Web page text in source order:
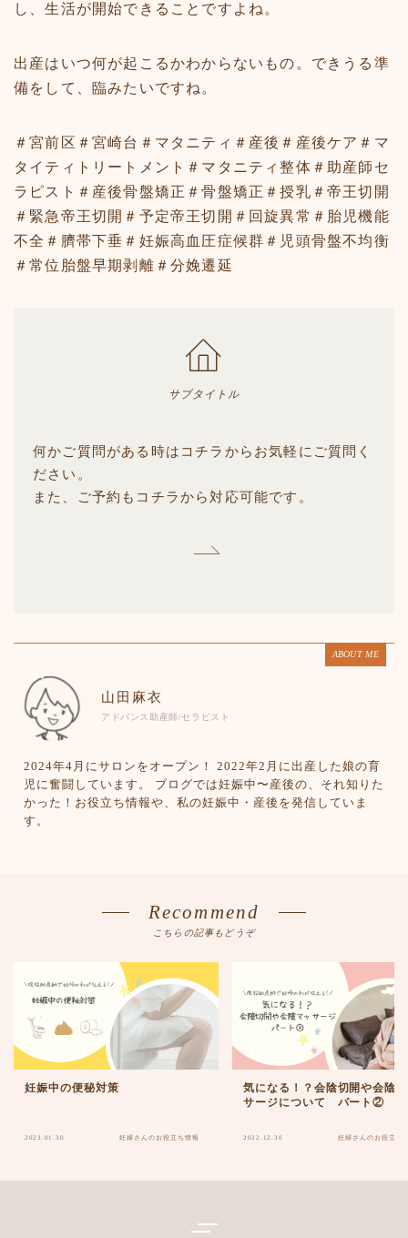
し、生活が開始できることですよね。
出産はいつ何が起こるかわからないもの。できうる準
備をして、臨みたいですね。
＃宮前区＃宮崎台＃マタニティ＃産後＃産後ケア＃マ
タイティトリートメント＃マタニティ整体＃助産師セ
ラピスト＃産後骨盤矯正＃骨盤矯正＃授乳＃帝王切開
＃緊急帝王切開＃予定帝王切開＃回旋異常＃胎児機能
不全＃臍帯下垂＃妊娠高血圧症候群＃児頭骨盤不均衡
＃常位胎盤早期剥離＃分娩遷延
サブタイトル
何かご質問がある時はコチラからお気軽にご質問く
ださい。
また、ご予約もコチラから対応可能です。
ABOUT ME
山田麻衣
アドバンス助産師/セラピスト
2024年4月にサロンをオープン！ 2022年2月に出産した娘の育
児に奮闘しています。 ブログでは妊娠中〜産後の、それ知りた
かった！お役立ち情報や、私の妊娠中・産後を発信していま
す。
Recommend
こちらの記事もどうぞ
妊娠中の便秘対策
2023.01.30 妊婦さんのお役立ち情報
気になる！？会陰切開や会陰
サージについて パート②
2022.12.30 妊婦さんのお役立ち